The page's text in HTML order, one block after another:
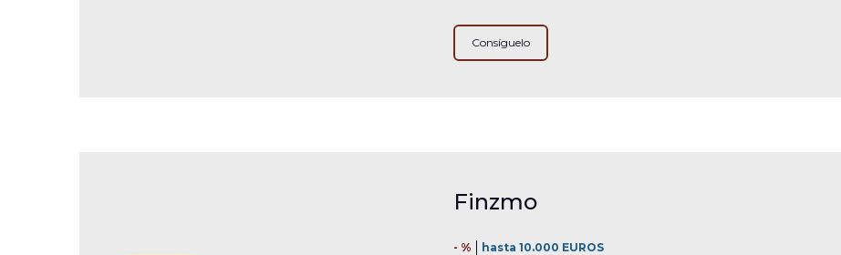
Consíguelo
Finzmo
- % hasta 10.000 EUROS